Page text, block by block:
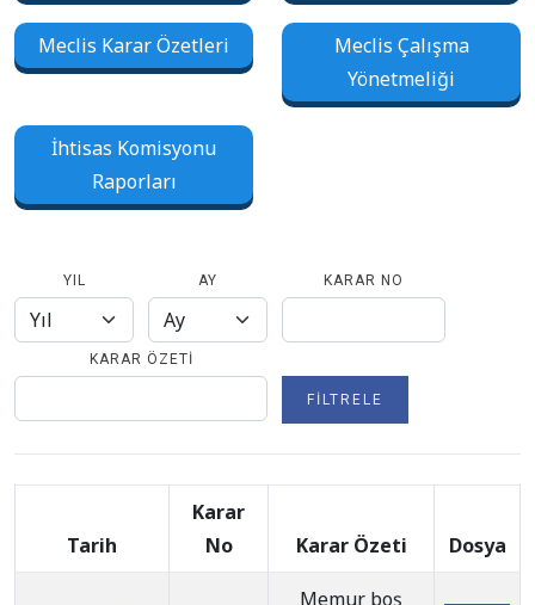
Meclis Karar Özetleri
Meclis Çalışma
Yönetmeliği
İhtisas Komisyonu
Raporları
YIL AY KARAR NO
KARAR ÖZETI
FILTRELE
Tarih
Karar
No
Karar Özeti Dosya
Memur boş